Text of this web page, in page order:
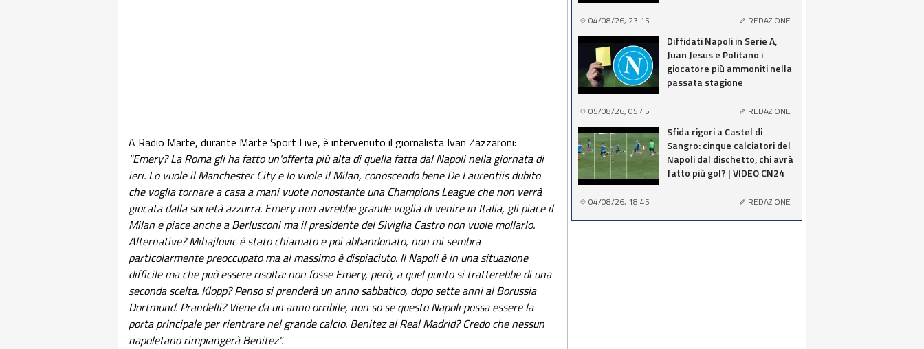
A Radio Marte, durante Marte Sport Live, è intervenuto il giornalista Ivan Zazzaroni:
"Emery? La Roma gli ha fatto un'offerta più alta di quella fatta dal Napoli nella giornata di
ieri. Lo vuole il Manchester City e lo vuole il Milan, conoscendo bene De Laurentiis dubito
che voglia tornare a casa a mani vuote nonostante una Champions League che non verrà
giocata dalla società azzurra. Emery non avrebbe grande voglia di venire in Italia, gli piace il
Milan e piace anche a Berlusconi ma il presidente del Siviglia Castro non vuole mollarlo.
Alternative? Mihajlovic è stato chiamato e poi abbandonato, non mi sembra
particolarmente preoccupato ma al massimo è dispiaciuto. Il Napoli è in una situazione
difficile ma che può essere risolta: non fosse Emery, però, a quel punto si tratterebbe di una
seconda scelta. Klopp? Penso si prenderà un anno sabbatico, dopo sette anni al Borussia
Dortmund. Prandelli? Viene da un anno orribile, non so se questo Napoli possa essere la
porta principale per rientrare nel grande calcio. Benitez al Real Madrid? Credo che nessun
napoletano rimpiangerà Benitez".
04/08/26, 23:15 REDAZIONE
Diffidati Napoli in Serie A,
Juan Jesus e Politano i
giocatore più ammoniti nella
passata stagione
05/08/26, 05:45 REDAZIONE
Sfida rigori a Castel di
Sangro: cinque calciatori del
Napoli dal dischetto, chi avrà
fatto più gol? | VIDEO CN24
04/08/26, 18:45 REDAZIONE